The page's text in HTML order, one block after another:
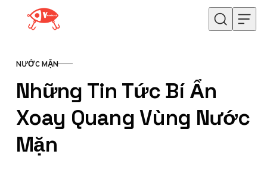
Skip to content
CATEGORY
NƯỚC MẶN
Những Tin Tức Bí Ẩn
Xoay Quang Vùng Nước
Mặn